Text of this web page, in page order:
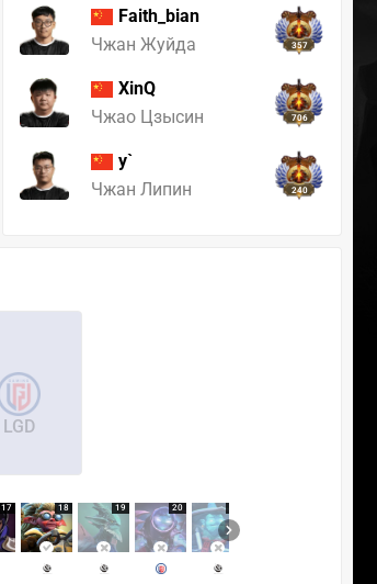
Faith_bian
Чжан Жуйда
357
XinQ
Чжао Цзысин
706
y`
Чжан Липин
240
LGD
17 18 19 20